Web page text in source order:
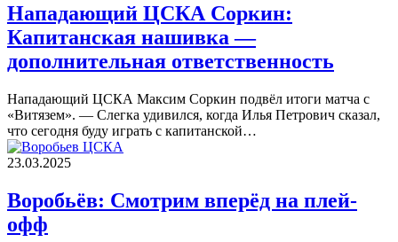
Нападающий ЦСКА Соркин:
Капитанская нашивка —
дополнительная ответственность
Нападающий ЦСКА Максим Соркин подвёл итоги матча с
«Витязем». — Слегка удивился, когда Илья Петрович сказал,
что сегодня буду играть с капитанской…
23.03.2025
Воробьёв: Смотрим вперёд на плей-
офф